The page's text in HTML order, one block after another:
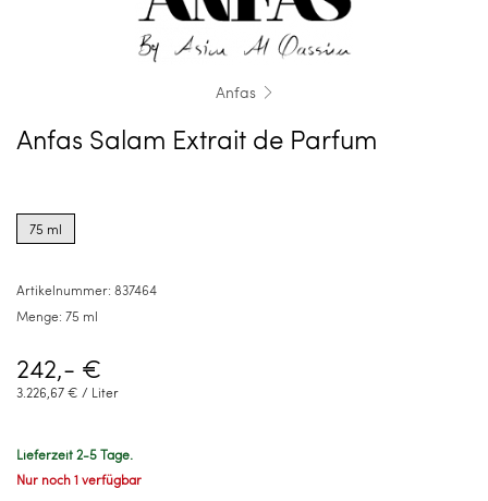
Anfas
Anfas Salam Extrait de Parfum
options
for75 ml
Artikelnummer: 837464
Menge: 75 ml
242,- €
3.226,67 € / Liter
Lieferzeit 2-5 Tage.
Nur noch 1 verfügbar